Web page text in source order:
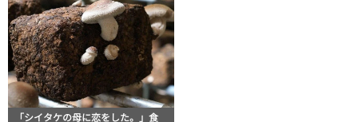
「シイタケの母に恋をした。」食